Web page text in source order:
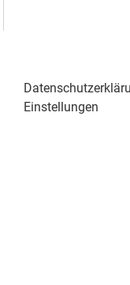
Einstellungen